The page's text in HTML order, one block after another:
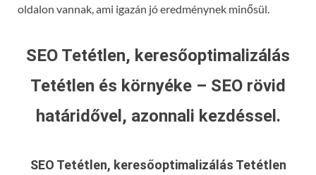
oldalon vannak, ami igazán jó eredménynek minősül.
SEO Tetétlen, keresőoptimalizálás
Tetétlen és környéke – SEO rövid
határidővel, azonnali kezdéssel.
SEO Tetétlen, keresőoptimalizálás Tetétlen